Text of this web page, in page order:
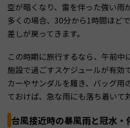
空が暗くなり、雷を伴った強い雨
多くの場合、30分から1時間ほど
差しが戻ってきます。
この時期に旅行するなら、午前中
施設で過ごすスケジュールが有効
カーやサンダルを履き、バッグ用
ておけば、急な雨にも落ち着いて
台風接近時の暴風雨と冠水・